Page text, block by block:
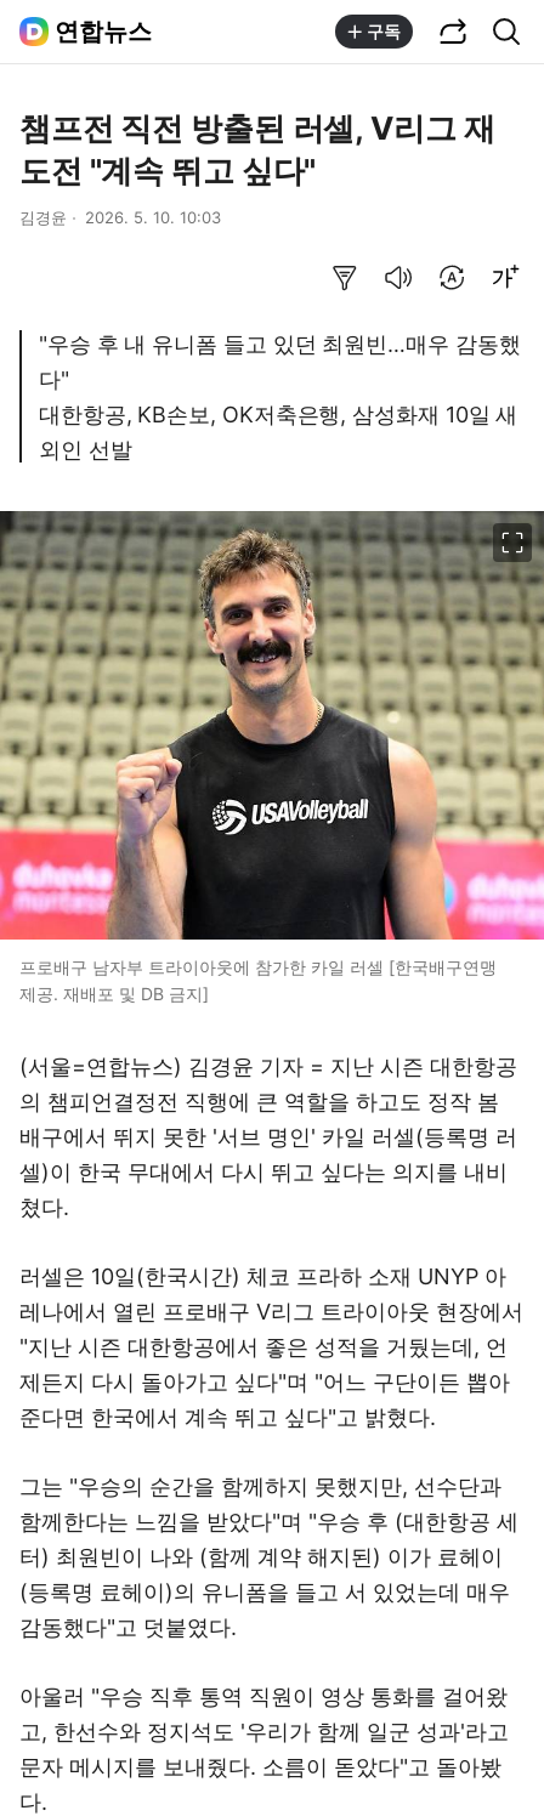
연합뉴스 구독
챔프전 직전 방출된 러셀, V리그 재
도전 "계속 뛰고 싶다"
김경윤 2026. 5. 10. 10:03
"우승 후 내 유니폼 들고 있던 최원빈…매우 감동했
다"
대한항공, KB손보, OK저축은행, 삼성화재 10일 새
외인 선발
프로배구 남자부 트라이아웃에 참가한 카일 러셀 [한국배구연맹
제공. 재배포 및 DB 금지]
(서울=연합뉴스) 김경윤 기자 = 지난 시즌 대한항공
의 챔피언결정전 직행에 큰 역할을 하고도 정작 봄
배구에서 뛰지 못한 '서브 명인' 카일 러셀(등록명 러
셀)이 한국 무대에서 다시 뛰고 싶다는 의지를 내비
쳤다.
러셀은 10일(한국시간) 체코 프라하 소재 UNYP 아
레나에서 열린 프로배구 V리그 트라이아웃 현장에서
"지난 시즌 대한항공에서 좋은 성적을 거뒀는데, 언
제든지 다시 돌아가고 싶다"며 "어느 구단이든 뽑아
준다면 한국에서 계속 뛰고 싶다"고 밝혔다.
그는 "우승의 순간을 함께하지 못했지만, 선수단과
함께한다는 느낌을 받았다"며 "우승 후 (대한항공 세
터) 최원빈이 나와 (함께 계약 해지된) 이가 료헤이
(등록명 료헤이)의 유니폼을 들고 서 있었는데 매우
감동했다"고 덧붙였다.
아울러 "우승 직후 통역 직원이 영상 통화를 걸어왔
고, 한선수와 정지석도 '우리가 함께 일군 성과'라고
문자 메시지를 보내줬다. 소름이 돋았다"고 돌아봤
다.